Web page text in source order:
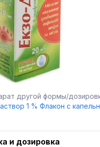
другой формы/
1 % Флакон с
и дозировка